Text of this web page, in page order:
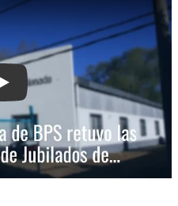
Play: Afirman que funcionaria de